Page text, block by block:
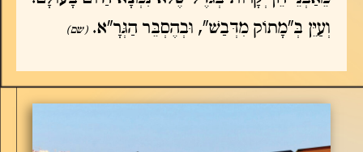
וְעַיֵּן בְּ"מָתוֹק מִדְּבַשׁ", וּבְהֶסְבֵּר הַגְּרָ"א.(שם)